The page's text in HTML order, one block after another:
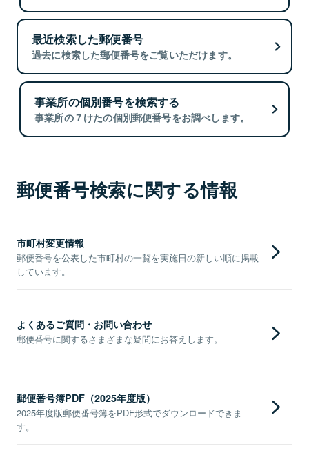
最近検索した郵便番号
過去に検索した郵便番号をご覧いただけます。
事業所の個別番号を検索する
事業所の７けたの個別郵便番号をお調べします。
郵便番号検索に関する情報
市町村変更情報
郵便番号を公表した市町村の一覧を実施日の新しい順に掲載
しています。
よくあるご質問・お問い合わせ
郵便番号に関するさまざまな疑問にお答えします。
郵便番号簿PDF（2025年度版）
2025年度版郵便番号簿をPDF形式でダウンロードできま
す。